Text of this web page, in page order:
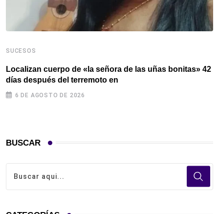
SUCESOS
Localizan cuerpo de «la señora de las uñas bonitas» 42
días después del terremoto en
6 DE AGOSTO DE 2026
BUSCAR